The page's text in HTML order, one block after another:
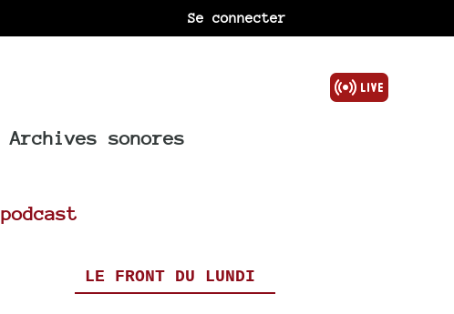
Se connecter
Archives sonores
podcast
LE FRONT DU LUNDI